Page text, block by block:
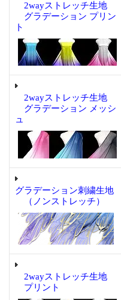
2wayストレッチ生地
グラデーション プリン
ト
2wayストレッチ生地
グラデーション メッシ
ュ
グラデーション刺繍生地
（ノンストレッチ）
2wayストレッチ生地
プリント